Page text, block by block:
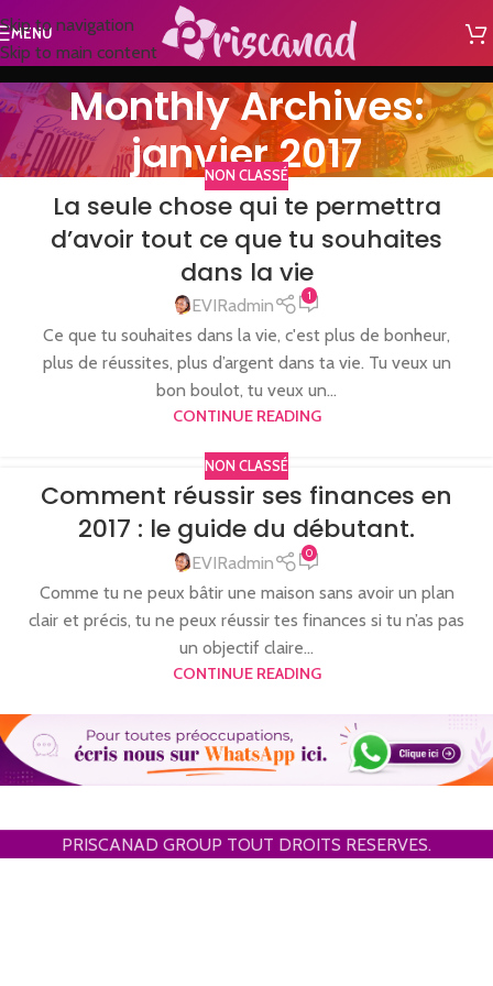
Skip to navigation
Skip to main content
MENU
Monthly Archives:
janvier 2017
NON CLASSÉ
La seule chose qui te permettra
d’avoir tout ce que tu souhaites
dans la vie
EVIRadmin 1
Ce que tu souhaites dans la vie, c'est plus de bonheur,
plus de réussites, plus d’argent dans ta vie. Tu veux un
bon boulot, tu veux un...
CONTINUE READING
NON CLASSÉ
Comment réussir ses finances en
2017 : le guide du débutant.
EVIRadmin 0
Comme tu ne peux bâtir une maison sans avoir un plan
clair et précis, tu ne peux réussir tes finances si tu n’as pas
un objectif claire...
CONTINUE READING
PRISCANAD GROUP TOUT DROITS RESERVES.